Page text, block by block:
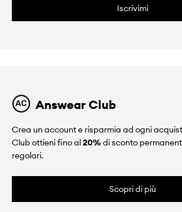
Iscrivimi
Answear Club
Crea un account e risparmia ad ogni
Club ottieni fino al20%di sconto
regolari.
Scopri di più